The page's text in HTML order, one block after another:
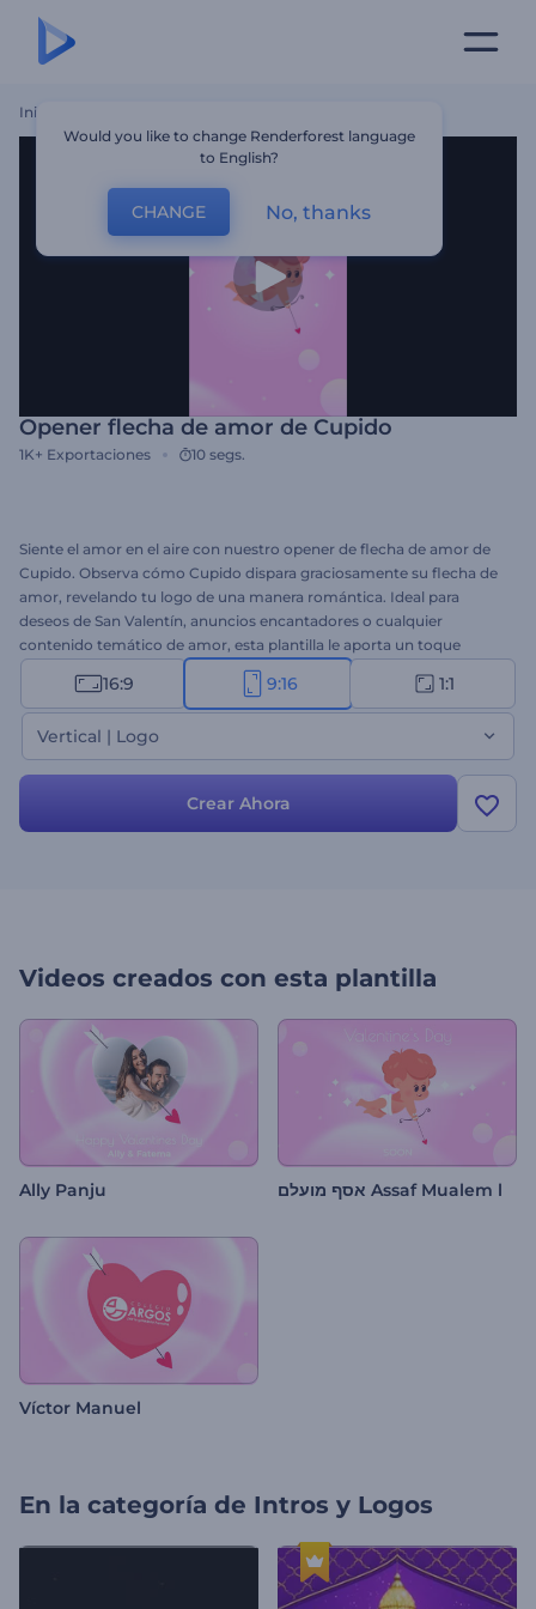
Inicio
Opener flecha de amor de Cupido
1K+ Exportaciones 10 segs.
Siente el amor en el aire con nuestro opener de flecha de amor de
Cupido. Observa cómo Cupido dispara graciosamente su flecha de
amor, revelando tu logo de una manera romántica. Ideal para
deseos de San Valentín, anuncios encantadores o cualquier
contenido temático de amor, esta plantilla le aporta un toque
encantador a tus proyectos. Personalízala con tu logo, escribe tus
textos sinceros y elige la música de fondo perfecta para hacer que
tu mensaje de San Valentín sea realmente especial. Crea ahora y
arranca una sonrisa en los rostros de los espectadores.
16:9 9:16 1:1
Vertical | Logo
Crear Ahora
Videos creados con esta plantilla
Ally Panju אסף מועלם Assaf Mualem l
Víctor Manuel
En la categoría de Intros y Logos
Would you like to change Renderforest language
to English?
CHANGE No, thanks